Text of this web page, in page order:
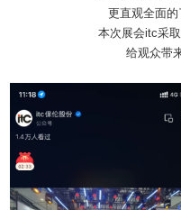
更直观全面
本次展会itc采
给观众带